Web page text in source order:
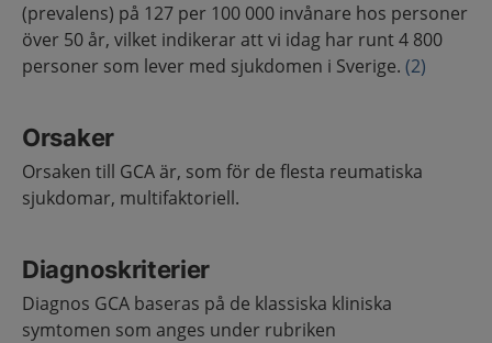
(prevalens) på 127 per 100 000 invånare hos personer
över 50 år, vilket indikerar att vi idag har runt 4 800
personer som lever med sjukdomen i Sverige. (2)
Orsaker
Orsaken till GCA är, som för de flesta reumatiska
sjukdomar, multifaktoriell.
Diagnoskriterier
Diagnos GCA baseras på de klassiska kliniska
symtomen som anges under rubriken